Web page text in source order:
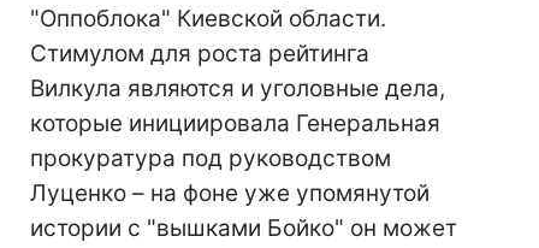
"Оппоблока" Киевской области.
Стимулом для роста рейтинга
Вилкула являются и уголовные дела,
которые инициировала Генеральная
прокуратура под руководством
Луценко – на фоне уже упомянутой
истории с "вышками Бойко" он может